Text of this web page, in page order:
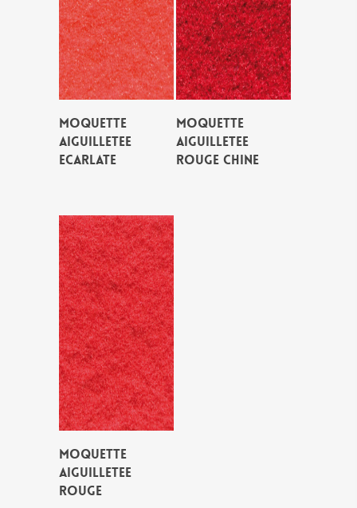
MOQUETTE
AIGUILLETEE
ECARLATE
MOQUETTE
AIGUILLETEE
ROUGE CHINE
MOQUETTE
AIGUILLETEE
ROUGE